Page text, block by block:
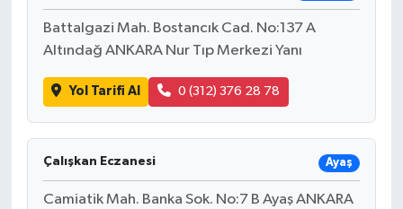
Battalgazi Mah. Bostancık Cad. No:137 A
Altındağ ANKARA Nur Tıp Merkezi Yanı
Yol Tarifi Al 0 (312) 376 28 78
Çalışkan Eczanesi Ayaş
Camiatik Mah. Banka Sok. No:7 B Ayaş ANKARA